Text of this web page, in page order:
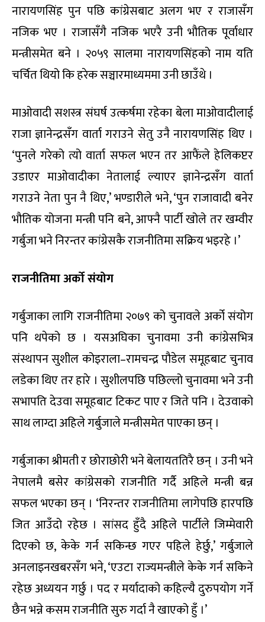
नारायणसिंह पुन पछि कांग्रेसबाट अलग भए र राजासँग
नजिक भए । राजासँगै नजिक भएरै उनी भौतिक पूर्वाधार
मन्त्रीसमेत बने । २०५९ सालमा नारायणसिंहको नाम यति
चर्चित थियो कि हरेक सञ्चारमाध्यममा उनी छाउँथे ।
माओवादी सशस्त्र संघर्ष उत्कर्षमा रहेका बेला माओवादीलाई
राजा ज्ञानेन्द्रसँग वार्ता गराउने सेतु उनै नारायणसिंह थिए ।
‘पुनले गरेको त्यो वार्ता सफल भएन तर आफैंले हेलिकप्टर
उडाएर माओवादीका नेतालाई ल्याएर ज्ञानेन्द्रसँग वार्ता
गराउने नेता पुन नै थिए,’ भण्डारीले भने, ‘पुन राजावादी बनेर
भौतिक योजना मन्त्री पनि बने, आफ्नै पार्टी खोले तर खम्वीर
गर्बुजा भने निरन्तर कांग्रेसकै राजनीतिमा सक्रिय भइरहे ।’
राजनीतिमा अर्को संयोग
गर्बुजाका लागि राजनीतिमा २०७९ को चुनावले अर्को संयोग
पनि थपेको छ । यसअघिका चुनावमा उनी कांग्रेसभित्र
संस्थापन सुशील कोइराला–रामचन्द्र पौडेल समूहबाट चुनाव
लडेका थिए तर हारे । सुशीलपछि पछिल्लो चुनावमा भने उनी
सभापति देउवा समूहबाट टिकट पाए र जिते पनि । देउवाको
साथ लाग्दा अहिले गर्बुजाले मन्त्रीसमेत पाएका छन् ।
गर्बुजाका श्रीमती र छोराछोरी भने बेलायततिरै छन् । उनी भने
नेपालमै बसेर कांग्रेसको राजनीति गर्दै अहिले मन्त्री बन्न
सफल भएका छन् । ‘निरन्तर राजनीतिमा लागेपछि हारपछि
जित आउँदो रहेछ । सांसद हुँदै अहिले पार्टीले जिम्मेवारी
दिएको छ, केके गर्न सकिन्छ गएर पहिले हेर्छु,’ गर्बुजाले
अनलाइनखबरसँग भने, ‘एउटा राज्यमन्त्रीले केके गर्न सकिने
रहेछ अध्ययन गर्छु । पद र मर्यादाको कहिल्यै दुरुपयोग गर्ने
छैन भन्ने कसम राजनीति सुरु गर्दा नै खाएको हुँ ।’